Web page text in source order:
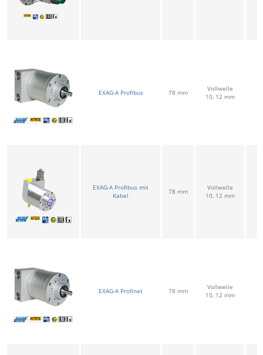
EXAG-A Profibus 78 mm
Vollwelle
10, 12 mm
EXAG-A Profibus mit
Kabel
78 mm
Vollwelle
10, 12 mm
EXAG-A Profinet 78 mm
Vollwelle
10, 12 mm